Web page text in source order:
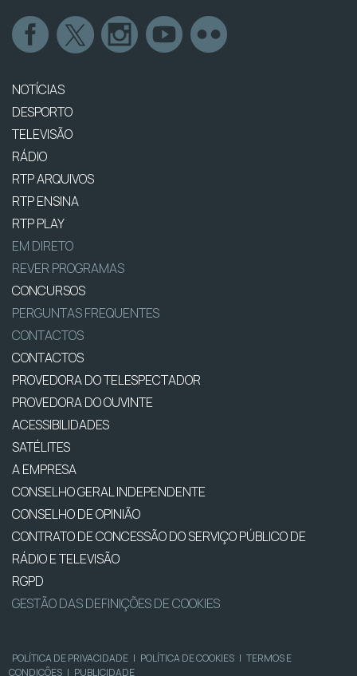
NOTÍCIAS
DESPORTO
TELEVISÃO
RÁDIO
RTP ARQUIVOS
RTP ENSINA
RTP PLAY
EM DIRETO
REVER PROGRAMAS
CONCURSOS
PERGUNTAS FREQUENTES
CONTACTOS
CONTACTOS
PROVEDORA DO TELESPECTADOR
PROVEDORA DO OUVINTE
ACESSIBILIDADES
SATÉLITES
A EMPRESA
CONSELHO GERAL INDEPENDENTE
CONSELHO DE OPINIÃO
CONTRATO DE CONCESSÃO DO SERVIÇO PÚBLICO DE
RÁDIO E TELEVISÃO
RGPD
GESTÃO DAS DEFINIÇÕES DE COOKIES
POLÍTICA DE PRIVACIDADE | POLÍTICA DE COOKIES | TERMOS E
CONDIÇÕES | PUBLICIDADE